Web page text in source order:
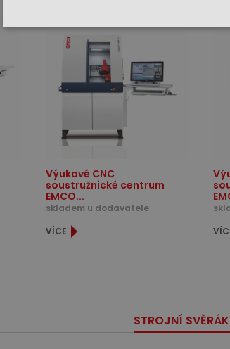
Výukové CNC
soustružnické centrum
EMCO...
skladem u dodavatele
VÍCE
STROJNÍ